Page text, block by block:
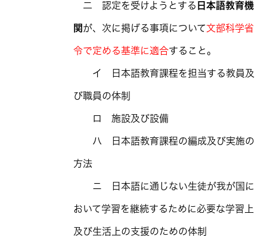
二 認定を受けようとする 日本語教育機
関 が、次に掲げる事項について文部科学省
令で定める基準に適合すること。
イ 日本語教育課程を担当する教員及
び職員の体制
ロ 施設及び設備
ハ 日本語教育課程の編成及び実施の
方法
ニ 日本語に通じない生徒が我が国に
おいて学習を継続するために必要な学習上
及び生活上の支援のための体制